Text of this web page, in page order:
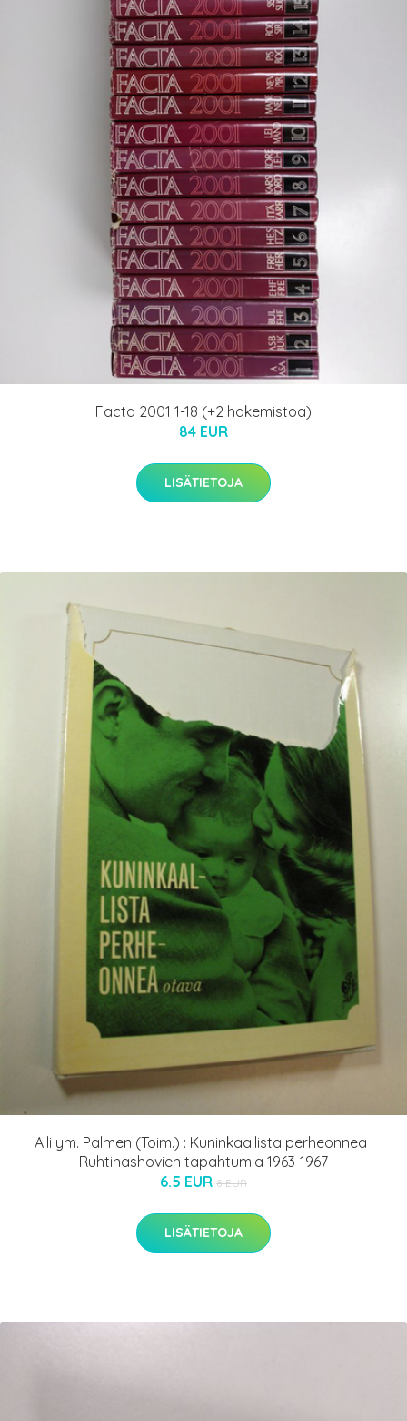
Facta 2001 1-18 (+2 hakemistoa)
84 EUR
LISÄTIETOJA
Aili ym. Palmen (Toim.) : Kuninkaallista perheonnea :
Ruhtinashovien tapahtumia 1963-1967
6.5 EUR 8 EUR
LISÄTIETOJA